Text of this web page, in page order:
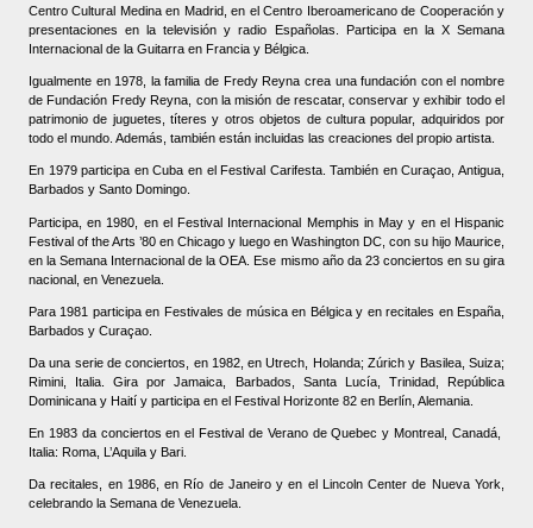
Centro Cultural Medina en Madrid, en el Centro Iberoamericano de Cooperación y
presentaciones en la televisión y radio Españolas. Participa en la X Semana
Internacional de la Guitarra en Francia y Bélgica.
Igualmente en 1978, la familia de Fredy Reyna crea una fundación con el nombre
de Fundación Fredy Reyna, con la misión de rescatar, conservar y exhibir todo el
patrimonio de juguetes, títeres y otros objetos de cultura popular, adquiridos por
todo el mundo. Además, también están incluidas las creaciones del propio artista.
En 1979 participa en Cuba en el Festival Carifesta. También en Curaçao, Antigua,
Barbados y Santo Domingo.
Participa, en 1980, en el Festival Internacional Memphis in May y en el Hispanic
Festival of the Arts ’80 en Chicago y luego en Washington DC, con su hijo Maurice,
en la Semana Internacional de la OEA. Ese mismo año da 23 conciertos en su gira
nacional, en Venezuela.
Para 1981 participa en Festivales de música en Bélgica y en recitales en España,
Barbados y Curaçao.
Da una serie de conciertos, en 1982, en Utrech, Holanda; Zúrich y Basilea, Suiza;
Rimini, Italia. Gira por Jamaica, Barbados, Santa Lucía, Trinidad, República
Dominicana y Haití y participa en el Festival Horizonte 82 en Berlín, Alemania.
En 1983 da conciertos en el Festival de Verano de Quebec y Montreal, Canadá,
Italia: Roma, L’Aquila y Bari.
Da recitales, en 1986, en Río de Janeiro y en el Lincoln Center de Nueva York,
celebrando la Semana de Venezuela.